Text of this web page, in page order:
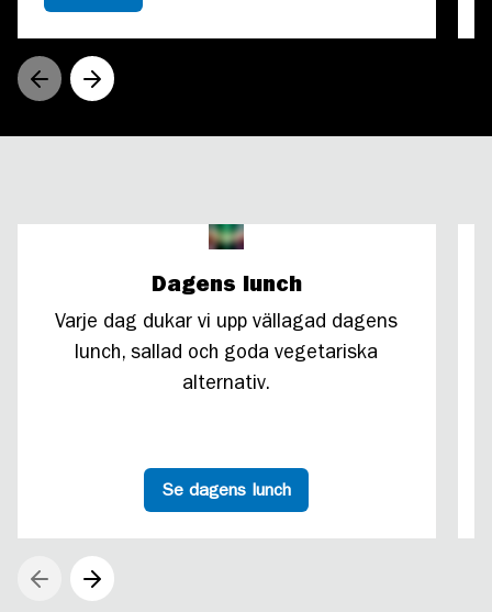
Dagens lunch
Varje dag dukar vi upp vällagad dagens
lunch, sallad och goda vegetariska
alternativ.
Se dagens lunch